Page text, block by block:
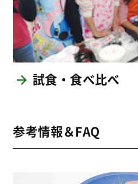
試食・食べ比べ
参考情報＆FAQ